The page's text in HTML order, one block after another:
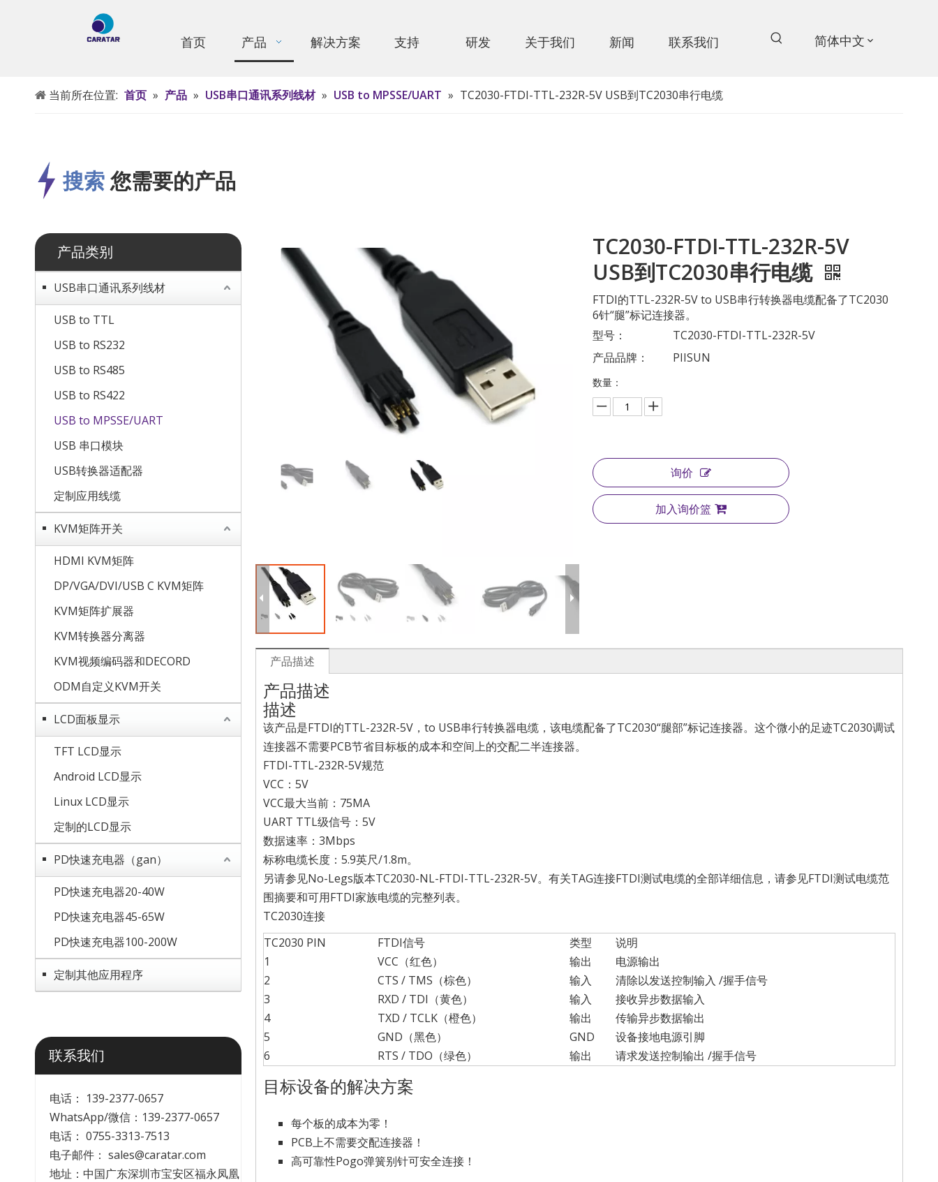
首页 产品 解决方案 支持 研发 关于我们 新闻 联系我们 简体中文
当前所在位置: 首页 » 产品 » USB串口通讯系列线材 » USB to MPSSE/UART » TC2030-FTDI-TTL-232R-5V USB到TC2030串行电缆
搜索您需要的产品
产品类别
USB串口通讯系列线材
USB to TTL
USB to RS232
USB to RS485
USB to RS422
USB to MPSSE/UART
USB 串口模块
USB转换器适配器
定制应用线缆
KVM矩阵开关
HDMI KVM矩阵
DP/VGA/DVI/USB C KVM矩阵
KVM矩阵扩展器
KVM转换器分离器
KVM视频编码器和DECORD
ODM自定义KVM开关
LCD面板显示
TFT LCD显示
Android LCD显示
Linux LCD显示
定制的LCD显示
PD快速充电器（gan）
PD快速充电器20-40W
PD快速充电器45-65W
PD快速充电器100-200W
定制其他应用程序
联系我们
电话： 139-2377-0657
WhatsApp/微信：139-2377-0657
电话： 0755-3313-7513
电子邮件： sales@caratar.com
地址：中国广东深圳市宝安区福永凤凰
TC2030-FTDI-TTL-232R-5V
USB到TC2030串行电缆
FTDI的TTL-232R-5V to USB串行转换器电缆配备了TC2030
6针“腿”标记连接器。
型号：
TC2030-FTDI-TTL-232R-5V
产品品牌：
PIISUN
数量：
询价
加入询价篮
产品描述
产品描述
描述
该产品是FTDI的TTL-232R-5V，to USB串行转换器电缆，该电缆配备了TC2030“腿部”标记连接器。这个微小的足迹TC2030调试
连接器不需要PCB节省目标板的成本和空间上的交配二半连接器。
FTDI-TTL-232R-5V规范
VCC：5V
VCC最大当前：75MA
UART TTL级信号：5V
数据速率：3Mbps
标称电缆长度：5.9英尺/1.8m。
另请参见No-Legs版本TC2030-NL-FTDI-TTL-232R-5V。有关TAG连接FTDI测试电缆的全部详细信息，请参见FTDI测试电缆范
围摘要和可用FTDI家族电缆的完整列表。
TC2030连接
TC2030 PIN
FTDI信号 类型
说明
1
VCC（红色） 输出
电源输出
2
CTS / TMS（棕色） 输入
清除以发送控制输入 /握手信号
3
RXD / TDI（黄色） 输入
接收异步数据输入
4
TXD / TCLK（橙色） 输出
传输异步数据输出
5
GND（黑色） GND
设备接地电源引脚
6
RTS / TDO（绿色） 输出 请求发送控制输出 /握手信号
目标设备的解决方案
每个板的成本为零！
PCB上不需要交配连接器！
高可靠性Pogo弹簧别针可安全连接！